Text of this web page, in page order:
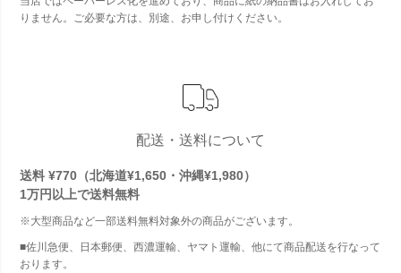
りません。ご必要な方は、別途、お申し付けください。
配送・送料について
送料 ¥770（北海道¥1,650・沖縄¥1,980）
1万円以上で送料無料
※大型商品など一部送料無料対象外の商品がございます。
■佐川急便、日本郵便、西濃運輸、ヤマト運輸、他にて商品配送を行なって
おります。